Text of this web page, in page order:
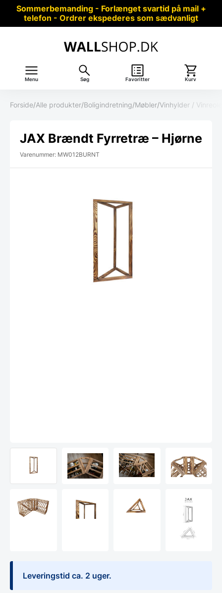
Sommerbemanding - Forlænget svartid på mail +
telefon - Ordrer ekspederes som sædvanligt
Menu Søg Favoritter Kurv
Forside/Alle produkter/Boligindretning/Møbler/Vinhylder /
JAX Brændt Fyrretræ – Hjørne
Varenummer: MW012BURNT
Leveringstid ca. 2 uger.